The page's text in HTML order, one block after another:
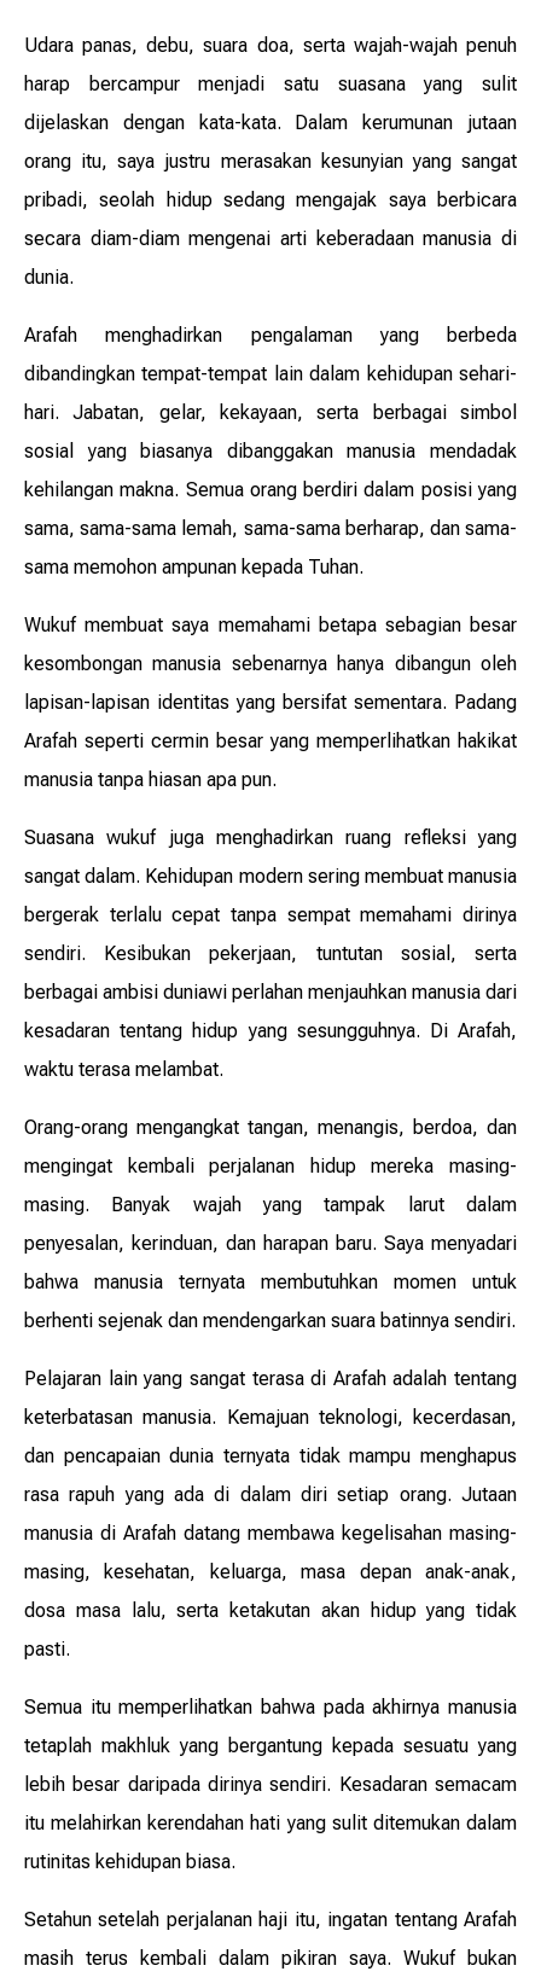
Udara panas, debu, suara doa, serta wajah-wajah penuh
harap bercampur menjadi satu suasana yang sulit
dijelaskan dengan kata-kata. Dalam kerumunan jutaan
orang itu, saya justru merasakan kesunyian yang sangat
pribadi, seolah hidup sedang mengajak saya berbicara
secara diam-diam mengenai arti keberadaan manusia di
dunia.
Arafah menghadirkan pengalaman yang berbeda
dibandingkan tempat-tempat lain dalam kehidupan sehari-
hari. Jabatan, gelar, kekayaan, serta berbagai simbol
sosial yang biasanya dibanggakan manusia mendadak
kehilangan makna. Semua orang berdiri dalam posisi yang
sama, sama-sama lemah, sama-sama berharap, dan sama-
sama memohon ampunan kepada Tuhan.
Wukuf membuat saya memahami betapa sebagian besar
kesombongan manusia sebenarnya hanya dibangun oleh
lapisan-lapisan identitas yang bersifat sementara. Padang
Arafah seperti cermin besar yang memperlihatkan hakikat
manusia tanpa hiasan apa pun.
Suasana wukuf juga menghadirkan ruang refleksi yang
sangat dalam. Kehidupan modern sering membuat manusia
bergerak terlalu cepat tanpa sempat memahami dirinya
sendiri. Kesibukan pekerjaan, tuntutan sosial, serta
berbagai ambisi duniawi perlahan menjauhkan manusia dari
kesadaran tentang hidup yang sesungguhnya. Di Arafah,
waktu terasa melambat.
Orang-orang mengangkat tangan, menangis, berdoa, dan
mengingat kembali perjalanan hidup mereka masing-
masing. Banyak wajah yang tampak larut dalam
penyesalan, kerinduan, dan harapan baru. Saya menyadari
bahwa manusia ternyata membutuhkan momen untuk
berhenti sejenak dan mendengarkan suara batinnya sendiri.
Pelajaran lain yang sangat terasa di Arafah adalah tentang
keterbatasan manusia. Kemajuan teknologi, kecerdasan,
dan pencapaian dunia ternyata tidak mampu menghapus
rasa rapuh yang ada di dalam diri setiap orang. Jutaan
manusia di Arafah datang membawa kegelisahan masing-
masing, kesehatan, keluarga, masa depan anak-anak,
dosa masa lalu, serta ketakutan akan hidup yang tidak
pasti.
Semua itu memperlihatkan bahwa pada akhirnya manusia
tetaplah makhluk yang bergantung kepada sesuatu yang
lebih besar daripada dirinya sendiri. Kesadaran semacam
itu melahirkan kerendahan hati yang sulit ditemukan dalam
rutinitas kehidupan biasa.
Setahun setelah perjalanan haji itu, ingatan tentang Arafah
masih terus kembali dalam pikiran saya. Wukuf bukan